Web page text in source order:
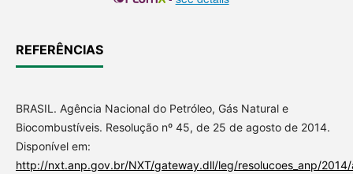
REFERÊNCIAS
BRASIL. Agência Nacional do Petróleo, Gás Natural e
Biocombustíveis. Resolução nº 45, de 25 de agosto de 2014.
Disponível em:
http://nxt.anp.gov.br/NXT/gateway.dll/leg/resolucoes_anp/